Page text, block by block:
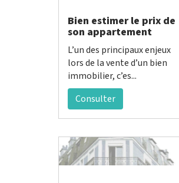
Bien estimer le prix de
son appartement
L’un des principaux enjeux
lors de la vente d’un bien
immobilier, c’es...
Consulter